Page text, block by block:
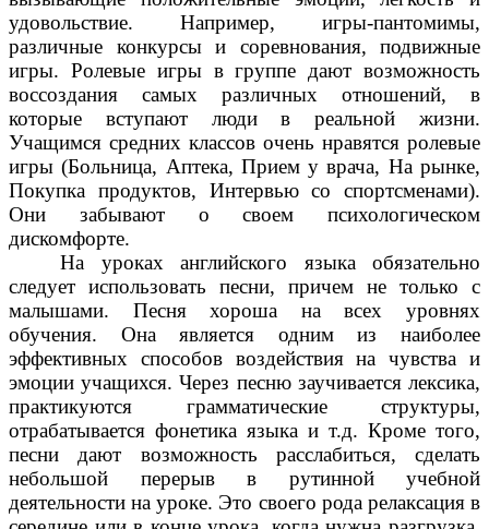
удовольствие. Например, игры-пантомимы,
различные конкурсы и соревнования, подвижные
игры. Ролевые игры в группе дают возможность
воссоздания самых различных отношений, в
которые вступают люди в реальной жизни.
Учащимся средних классов очень нравятся ролевые
игры (Больница, Аптека, Прием у врача, На рынке,
Покупка продуктов, Интервью со спортсменами).
Они забывают о своем психологическом
дискомфорте.
На уроках английского языка обязательно
следует использовать песни, причем не только с
малышами. Песня хороша на всех уровнях
обучения. Она является одним из наиболее
эффективных способов воздействия на чувства и
эмоции учащихся. Через песню заучивается лексика,
практикуются грамматические структуры,
отрабатывается фонетика языка и т.д. Кроме того,
песни дают возможность расслабиться, сделать
небольшой перерыв в рутинной учебной
деятельности на уроке. Это своего рода релаксация в